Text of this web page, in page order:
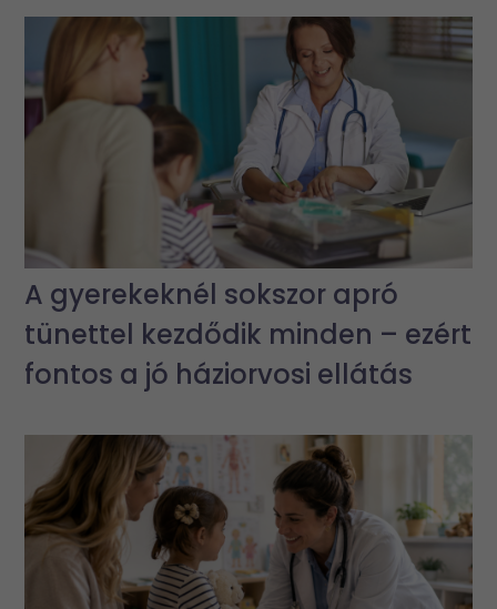
A gyerekeknél sokszor apró
tünettel kezdődik minden – ezért
fontos a jó háziorvosi ellátás